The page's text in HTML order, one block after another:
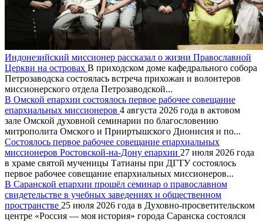
Индонезийский миссионер рассказал о жизни Православной
Церкви на островах В приходском доме кафедрального собора
Петрозаводска состоялась встреча прихожан и волонтеров
миссионерского отдела Петрозаводской...
В Омской епархии состоялось первое рабочее совещание
епархиальных миссионеров 4 августа 2026 года в актовом
зале Омской духовной семинарии по благословению
митрополита Омского и Прииртышского Дионисия и по...
Состоялось первое рабочее совещание епархиальных
миссионеров Ростовской-на-Дону епархии 27 июля 2026 года
в храме святой мученицы Татианы при ДГТУ состоялось
первое рабочее совещание епархиальных миссионеров...
В Саранской епархии прошёл семинар о православном
свидетельстве в учебных заведениях и общественном
пространстве 25 июля 2026 года в Духовно-просветительском
центре «Россия — моя история» города Саранска состоялся